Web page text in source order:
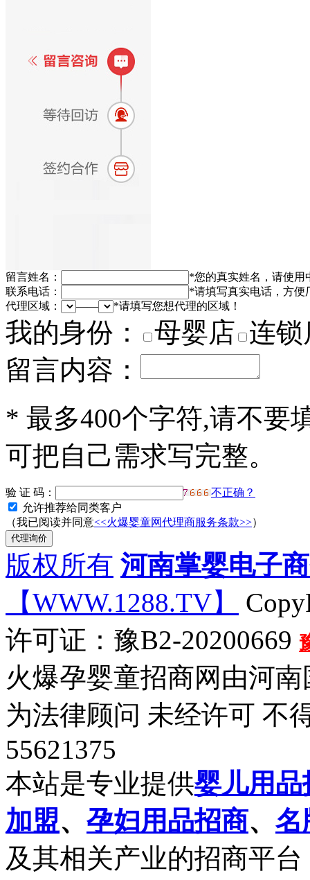
留言姓名： *您的真实姓名，请使用
联系电话：
*请填写真实电话，方便
代理区域：
—— *请填写您想代理的区域！
我的身份： 母婴店 连锁
留言内容：
* 最多400个字符,请不要
可把自己需求写完整。
验 证 码：
不正确？
允许推荐给同类客户
（我已阅读并同意<<火爆婴童网代理商服务条款>>）
版权所有 河南掌婴电子
【WWW.1288.TV】
许可证：豫B2-20200669
火爆孕婴童招商网由河
为法律顾问 未经许可 不
55621375
本站是专业提供婴儿用品
加盟、 孕妇用品招商、 名
及其相关产业的招商平台